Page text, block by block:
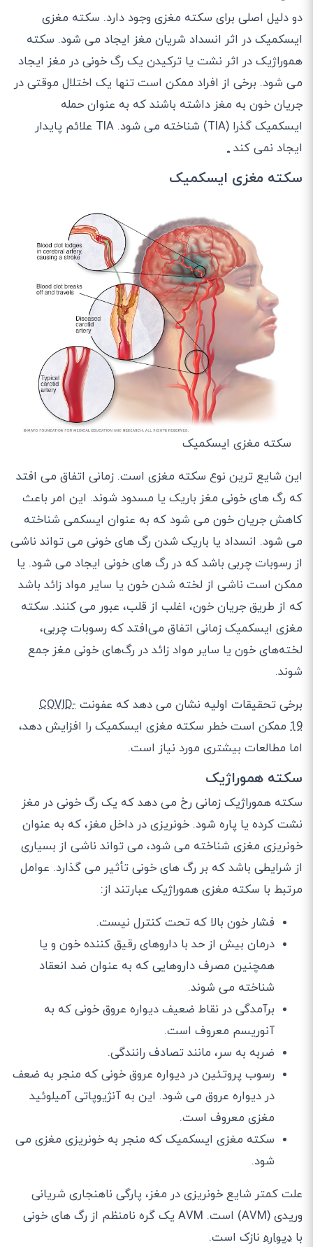
دو دلیل اصلی برای سکته مغزی وجود دارد. سکته مغزی
ایسکمیک در اثر انسداد شریان مغز ایجاد می شود. سکته
هموراژیک در اثر نشت یا ترکیدن یک رگ خونی در مغز ایجاد
می شود. برخی از افراد ممکن است تنها یک اختلال موقتی در
جریان خون به مغز داشته باشند که به عنوان حمله
ایسکمیک گذرا (TIA) شناخته می شود. TIA علائم پایدار
ایجاد نمی کند .
سکته مغزی ایسکمیک
سکته مغزی ایسکمیک
این شایع ترین نوع سکته مغزی است. زمانی اتفاق می افتد
که رگ های خونی مغز باریک یا مسدود شوند. این امر باعث
کاهش جریان خون می شود که به عنوان ایسکمی شناخته
می شود. انسداد یا باریک شدن رگ های خونی می تواند ناشی
از رسوبات چربی باشد که در رگ های خونی ایجاد می شود. یا
ممکن است ناشی از لخته شدن خون یا سایر مواد زائد باشد
که از طریق جریان خون، اغلب از قلب، عبور می کنند. سکته
مغزی ایسکمیک زمانی اتفاق می‌افتد که رسوبات چربی،
لخته‌های خون یا سایر مواد زائد در رگ‌های خونی مغز جمع
شوند.
برخی تحقیقات اولیه نشان می دهد که عفونت COVID-
19 ممکن است خطر سکته مغزی ایسکمیک را افزایش دهد،
اما مطالعات بیشتری مورد نیاز است.
سکته هموراژیک
سکته هموراژیک زمانی رخ می دهد که یک رگ خونی در مغز
نشت کرده یا پاره شود. خونریزی در داخل مغز، که به عنوان
خونریزی مغزی شناخته می شود، می تواند ناشی از بسیاری
از شرایطی باشد که بر رگ های خونی تأثیر می گذارد. عوامل
مرتبط با سکته مغزی هموراژیک عبارتند از:
فشار خون بالا که تحت کنترل نیست.
درمان بیش از حد با داروهای رقیق کننده خون و یا
همچنین مصرف داروهایی که به عنوان ضد انعقاد
شناخته می شوند.
برآمدگی در نقاط ضعیف دیواره عروق خونی که به
آنوریسم معروف است.
ضربه به سر، مانند تصادف رانندگی.
رسوب پروتئین در دیواره عروق خونی که منجر به ضعف
در دیواره عروق می شود. این به آنژیوپاتی آمیلوئید
مغزی معروف است.
سکته مغزی ایسکمیک که منجر به خونریزی مغزی می
شود.
علت کمتر شایع خونریزی در مغز، پارگی ناهنجاری شریانی
وریدی (AVM) است. AVM یک گره نامنظم از رگ های خونی
با دیواره نازک است.